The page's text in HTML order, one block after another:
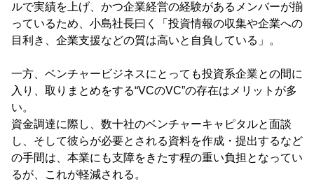
ルで実績を上げ、かつ企業経営の経験があるメンバーが揃
っているため、小島社長曰く「投資情報の収集や企業への
目利き、企業支援などの質は高いと自負している」。
一方、ベンチャービジネスにとっても投資系企業との間に
入り、取りまとめをする“VCのVC”の存在はメリットが多
い。
資金調達に際し、数十社のベンチャーキャピタルと面談
し、そして彼らが必要とされる資料を作成・提出するなど
の手間は、本業にも支障をきたす程の重い負担となってい
るが、これが軽減される。